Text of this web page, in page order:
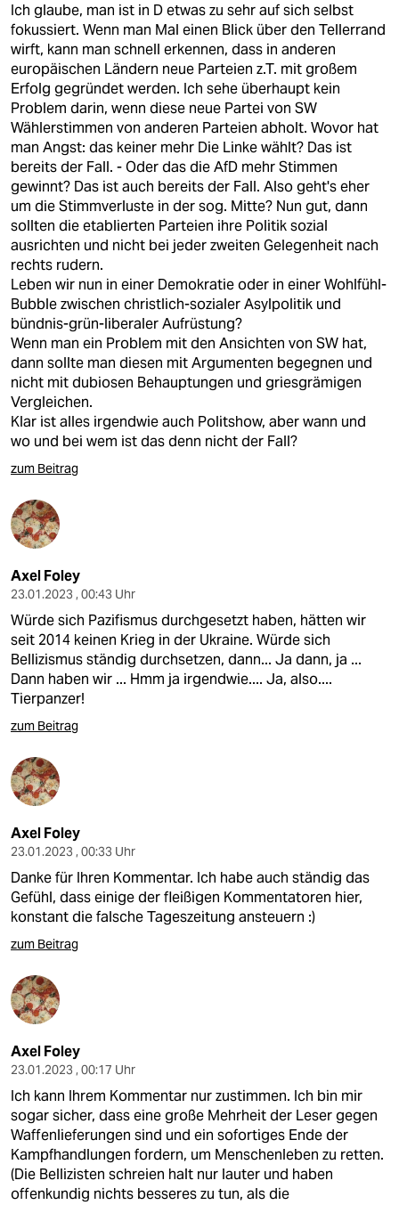
Ich glaube, man ist in D etwas zu sehr auf sich selbst
fokussiert. Wenn man Mal einen Blick über den Tellerrand
wirft, kann man schnell erkennen, dass in anderen
europäischen Ländern neue Parteien z.T. mit großem
Erfolg gegründet werden. Ich sehe überhaupt kein
Problem darin, wenn diese neue Partei von SW
Wählerstimmen von anderen Parteien abholt. Wovor hat
man Angst: das keiner mehr Die Linke wählt? Das ist
bereits der Fall. - Oder das die AfD mehr Stimmen
gewinnt? Das ist auch bereits der Fall. Also geht's eher
um die Stimmverluste in der sog. Mitte? Nun gut, dann
sollten die etablierten Parteien ihre Politik sozial
ausrichten und nicht bei jeder zweiten Gelegenheit nach
rechts rudern.
Leben wir nun in einer Demokratie oder in einer Wohlfühl-
Bubble zwischen christlich-sozialer Asylpolitik und
bündnis-grün-liberaler Aufrüstung?
Wenn man ein Problem mit den Ansichten von SW hat,
dann sollte man diesen mit Argumenten begegnen und
nicht mit dubiosen Behauptungen und griesgrämigen
Vergleichen.
Klar ist alles irgendwie auch Politshow, aber wann und
wo und bei wem ist das denn nicht der Fall?
zum Beitrag
Axel Foley
23.01.2023 , 00:43 Uhr
Würde sich Pazifismus durchgesetzt haben, hätten wir
seit 2014 keinen Krieg in der Ukraine. Würde sich
Bellizismus ständig durchsetzen, dann... Ja dann, ja ...
Dann haben wir ... Hmm ja irgendwie.... Ja, also....
Tierpanzer!
zum Beitrag
Axel Foley
23.01.2023 , 00:33 Uhr
Danke für Ihren Kommentar. Ich habe auch ständig das
Gefühl, dass einige der fleißigen Kommentatoren hier,
konstant die falsche Tageszeitung ansteuern :)
zum Beitrag
Axel Foley
23.01.2023 , 00:17 Uhr
Ich kann Ihrem Kommentar nur zustimmen. Ich bin mir
sogar sicher, dass eine große Mehrheit der Leser gegen
Waffenlieferungen sind und ein sofortiges Ende der
Kampfhandlungen fordern, um Menschenleben zu retten.
(Die Bellizisten schreien halt nur lauter und haben
offenkundig nichts besseres zu tun, als die